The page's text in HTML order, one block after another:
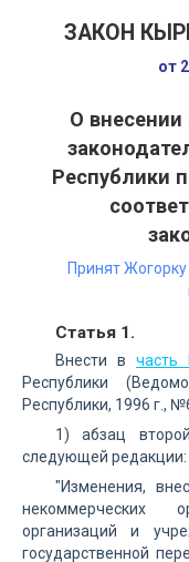
ЗАКОН
от
О
Республики
Принят
Статья 1.
Внести в часть I
Республики
Республики, 1996 г.,
1) абзац
следующей редакции:
"Изменения,
некоммерческих
организаций и
государственной